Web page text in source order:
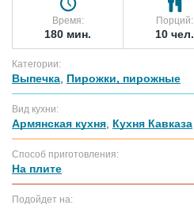
Время:
180 мин.
Порций:
10 чел.
Категории:
Выпечка Пирожки, пирожные
Вид кухни:
Армянская кухня Кухня Кавказа
Способ приготовления:
На плите
Подойдет на: